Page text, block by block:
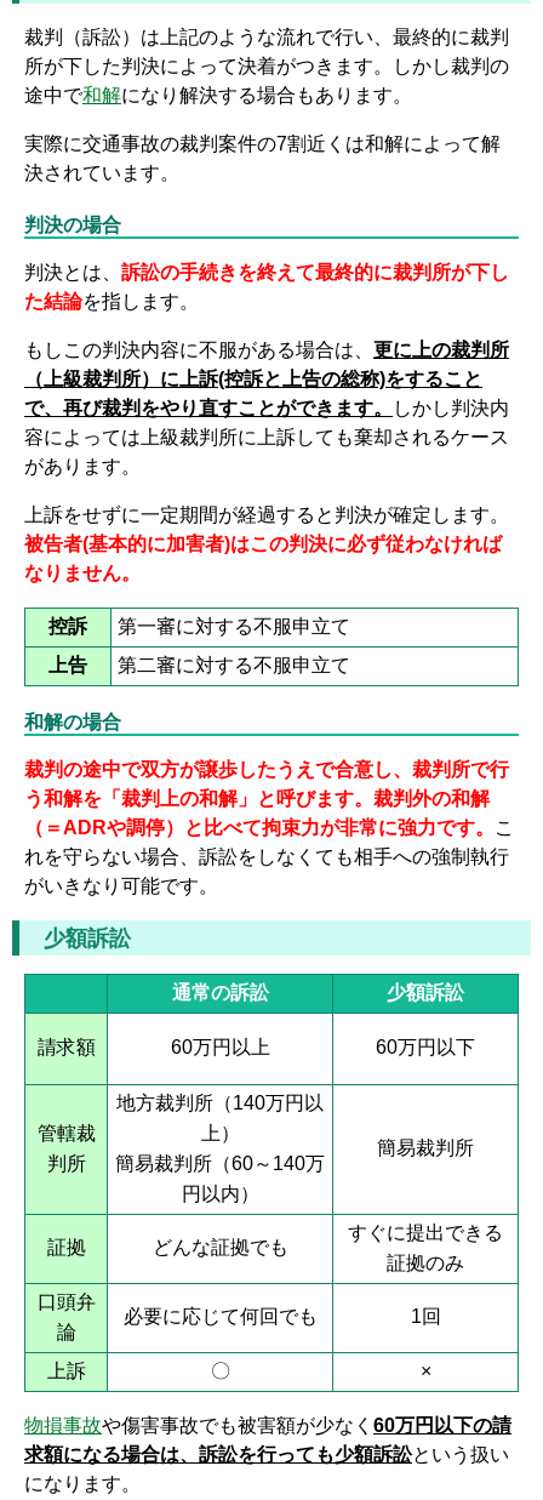
裁判（訴訟）は上記のような流れで行い、最終的に裁判
所が下した判決によって決着がつきます。しかし裁判の
途中で和解になり解決する場合もあります。
実際に交通事故の裁判案件の7割近くは和解によって解
決されています。
判決の場合
判決とは、 訴訟の手続きを終えて最終的に裁判所が下し
た結論を指します。
もしこの判決内容に不服がある場合は、 更に上の裁判所
（上級裁判所）に上訴(控訴と上告の総称)をすること
で、再び裁判をやり直すことができます。
しかし判決内
容によっては上級裁判所に上訴しても棄却されるケース
があります。
上訴をせずに一定期間が経過すると判決が確定します。
被告者(基本的に加害者)はこの判決に必ず従わなければ
なりません。
控訴
第一審に対する不服申立て
上告
第二審に対する不服申立て
和解の場合
裁判の途中で双方が譲歩したうえで合意し、裁判所で行
う和解を「裁判上の和解」と呼びます。裁判外の和解
（＝ADRや調停）と比べて拘束力が非常に強力です。
こ
れを守らない場合、訴訟をしなくても相手への強制執行
がいきなり可能です。
少額訴訟
通常の訴訟 少額訴訟
請求額 60万円以上 60万円以下
管轄裁
判所
地方裁判所（140万円以
上）
簡易裁判所（60～140万
円以内）
簡易裁判所
証拠 どんな証拠でも
すぐに提出できる
証拠のみ
口頭弁
論
必要に応じて何回でも 1回
上訴 〇 ×
物損事故や傷害事故でも被害額が少なく 60万円以下の請
求額になる場合は、訴訟を行っても少額訴訟という扱い
になります。